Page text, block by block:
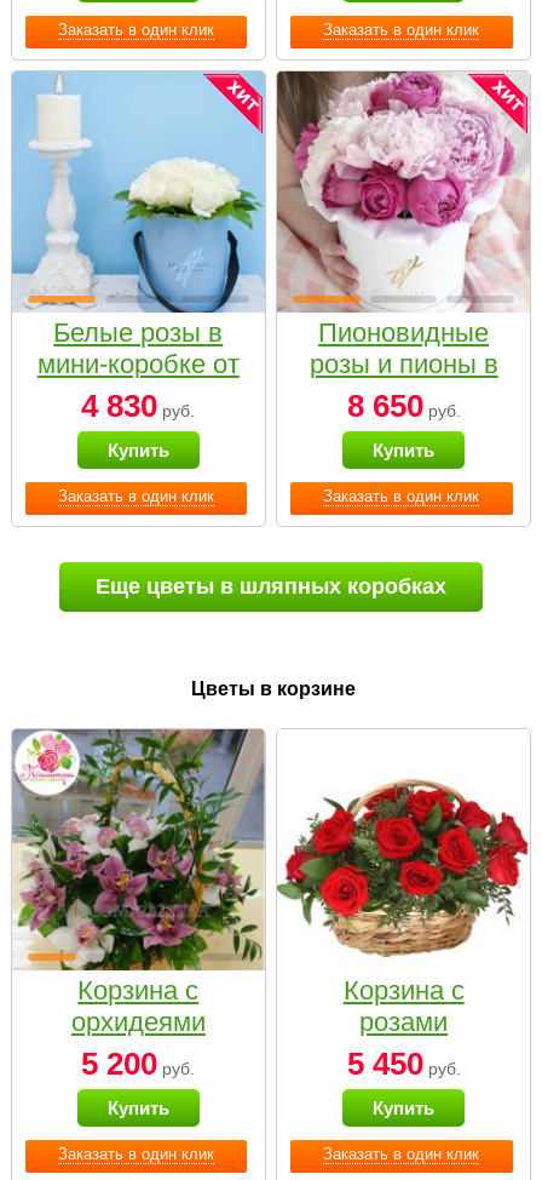
Заказать в один клик Заказать в один клик
Заказать в один клик
Белые розы в
мини-коробке от
Bella Fiori
4 830 руб.
Купить
Заказать в один клик
Пионовидные
розы и пионы в
белой коробке
Small
8 650руб.
Купить
Еще цветы в шляпных коробках
Цветы в корзине
Заказать в один клик
Корзина с
орхидеями
малая
5 200 руб.
Купить
Заказать в один клик
Корзина с
розами
«Красный
Париж»
5 450руб.
Купить